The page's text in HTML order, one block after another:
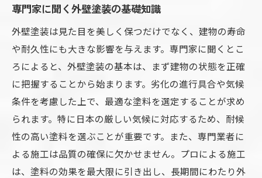
専門家に聞く外壁塗装の基礎知識
外壁塗装は見た目を美しく保つだけでなく、建物の寿命
や耐久性にも大きな影響を与えます。専門家に聞くとこ
ろによると、外壁塗装の基本は、まず建物の状態を正確
に把握することから始まります。劣化の進行具合や気候
条件を考慮した上で、最適な塗料を選定することが求め
られます。特に日本の厳しい気候に対応するため、耐候
性の高い塗料を選ぶことが重要です。また、専門業者に
よる施工は品質の確保に欠かせません。プロによる施工
は、塗料の効果を最大限に引き出し、長期間にわたり外